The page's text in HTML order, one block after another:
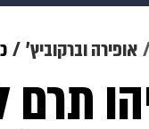
מוזיקה תרבות
גאווה
אופירה וברקוביץ'
תרם